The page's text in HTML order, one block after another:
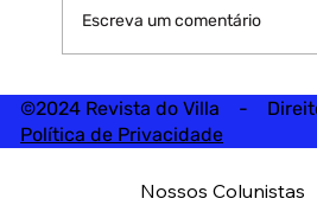
Escreva um comentário
©2024 Revista do Villa -
Política de Privacidade
Nossos Colunistas